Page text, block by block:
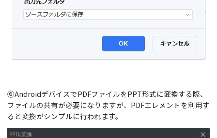
⑥AndroidデバイスでPDFファイルをPPT形式に変換する際、
ファイルの共有が必要になりますが、PDFエレメントを利用す
ると変換がシンプルに行われます。